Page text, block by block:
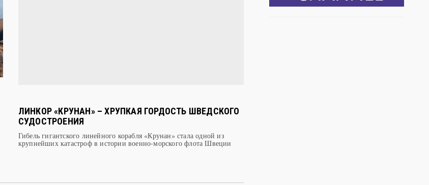
ЛИНКОР «КРУНАН» – ХРУПКАЯ ГОРДОСТЬ ШВЕДСКОГО
СУДОСТРОЕНИЯ
Гибель гигантского линейного корабля «Крунан» стала одной из
крупнейших катастроф в истории военно-морского флота Швеции